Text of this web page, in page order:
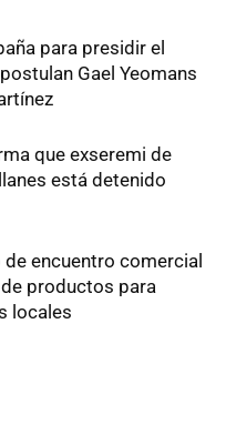
para presidir el
Gael Yeomans
que exseremi de
está detenido
encuentro comercial
productos para
locales